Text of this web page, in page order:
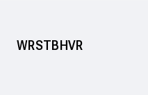
WRSTBHVR